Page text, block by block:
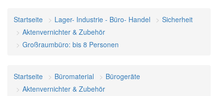
Startseite Lager- Industrie - Büro- Handel
Sicherheit
Aktenvernichter & Zubehör
Großraumbüro: bis 8 Personen
Startseite Büromaterial
Bürogeräte
Aktenvernichter & Zubehör